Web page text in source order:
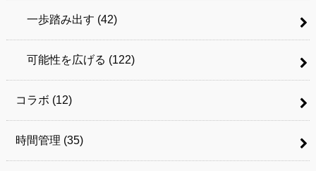
一歩踏み出す (42)
可能性を広げる (122)
コラボ (12)
時間管理 (35)